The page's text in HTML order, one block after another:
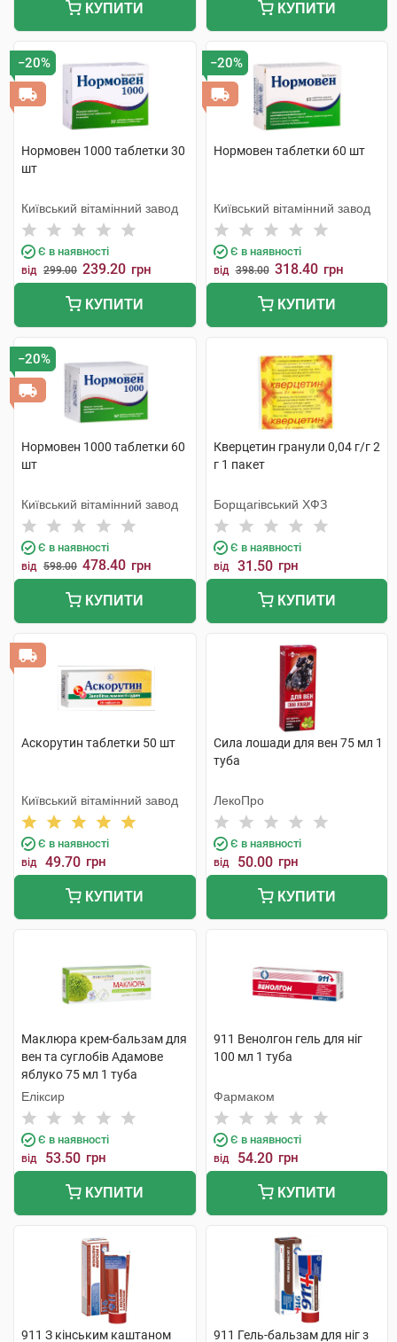
КУПИТИ КУПИТИ
−20%
Нормовен 1000 таблетки 30
шт
Київський вітамінний завод
Є в наявності
від 299.00 239.20 грн
КУПИТИ
−20%
Нормовен таблетки 60 шт
Київський вітамінний завод
Є в наявності
від 398.00 318.40 грн
КУПИТИ
−20%
Нормовен 1000 таблетки 60
шт
Київський вітамінний завод
Є в наявності
від 598.00 478.40 грн
КУПИТИ
Кверцетин гранули 0,04 г/г 2
г 1 пакет
Борщагівський ХФЗ
Є в наявності
від 31.50 грн
КУПИТИ
Аскорутин таблетки 50 шт
Київський вітамінний завод
Є в наявності
від 49.70 грн
КУПИТИ
Сила лошади для вен 75 мл 1
туба
ЛекоПро
Є в наявності
від 50.00 грн
КУПИТИ
Маклюра крем-бальзам для
вен та суглобів Адамове
яблуко 75 мл 1 туба
Еліксир
Є в наявності
від 53.50 грн
КУПИТИ
911 Венолгон гель для ніг
100 мл 1 туба
Фармаком
Є в наявності
від 54.20 грн
КУПИТИ
911 З кінським каштаном 911 Гель-бальзам для ніг з